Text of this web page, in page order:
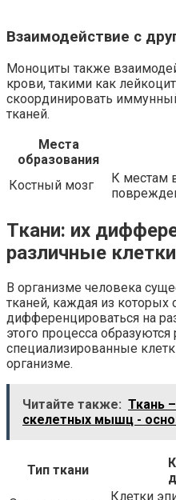
Взаимодействие с
Моноциты также
крови, такими как
скоординировать
тканей.
Места
образования
Костный мозг
К местам
Ткани: их
различные клетки
В организме человека
тканей, каждая из которых
дифференцироваться на
этого процесса
специализированные
организме.
Читайте также: Ткань
скелетных мышц -
Тип ткани
Клетки